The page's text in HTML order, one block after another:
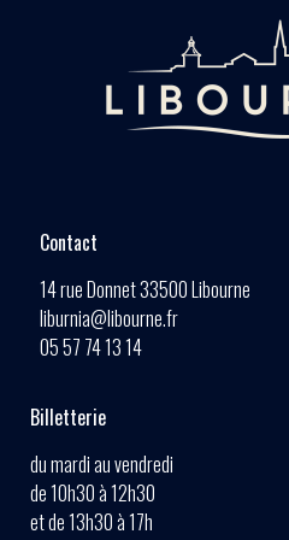
Contact
14 rue Donnet 33500 Libourne
liburnia@libourne.fr
05 57 74 13 14
Billetterie
du mardi au vendredi
de 10h30 à 12h30
et de 13h30 à 17h